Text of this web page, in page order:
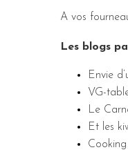
A vos
Les blogs
Envie
VG-
Le
Et les